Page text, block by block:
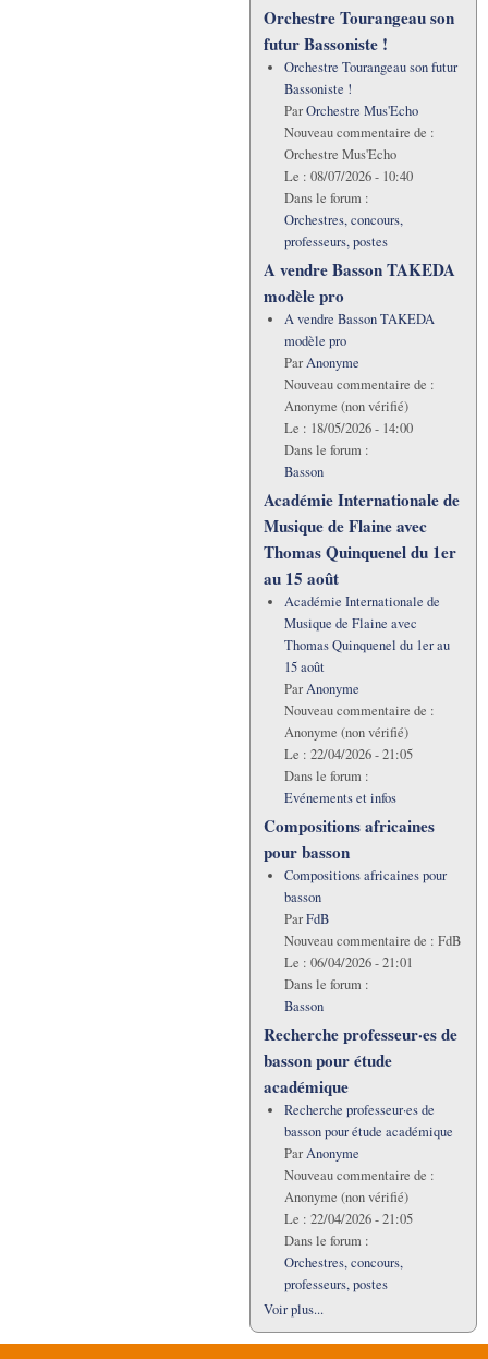
Orchestre Tourangeau son
futur Bassoniste !
Orchestre Tourangeau son futur
Bassoniste !
ParOrchestre Mus'Echo
Nouveau commentaire de :
Orchestre Mus'Echo
Le : 08/07/2026 - 10:40
Dans le forum :
Orchestres, concours,
professeurs, postes
A vendre Basson TAKEDA
modèle pro
A vendre Basson TAKEDA
modèle pro
ParAnonyme
Nouveau commentaire de :
Anonyme (non vérifié)
Le : 18/05/2026 - 14:00
Dans le forum :
Basson
Académie Internationale de
Musique de Flaine avec
Thomas Quinquenel du 1er
au 15 août
Académie Internationale de
Musique de Flaine avec
Thomas Quinquenel du 1er au
15 août
ParAnonyme
Nouveau commentaire de :
Anonyme (non vérifié)
Le : 22/04/2026 - 21:05
Dans le forum :
Evénements et infos
Compositions africaines
pour basson
Compositions africaines pour
basson
ParFdB
Nouveau commentaire de : FdB
Le : 06/04/2026 - 21:01
Dans le forum :
Basson
Recherche professeur·es de
basson pour étude
académique
Recherche professeur·es de
basson pour étude académique
ParAnonyme
Nouveau commentaire de :
Anonyme (non vérifié)
Le : 22/04/2026 - 21:05
Dans le forum :
Orchestres, concours,
professeurs, postes
Voir plus...